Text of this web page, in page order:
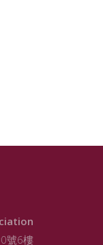
號6樓